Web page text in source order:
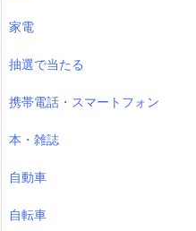
家電
抽選で当たる
携帯電話・スマートフォン
本・雑誌
自動車
自転車